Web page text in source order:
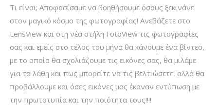
Τι είναι; Αποφασίσαμε να βοηθήσουμε όσους ξεκινάνε
στον μαγικό κόσμο της φωτογραφίας! Ανεβάζετε στο
LensView και στη νέα στήλη FotoView τις φωτογραφίες
σας και εμείς στο τέλος του μήνα θα κάνουμε ένα βίντεο,
με το οποίο θα σχολιάζουμε τις εικόνες σας, θα μιλάμε
για τα λάθη και πως μπορείτε να τις βελτιώσετε, αλλά θα
προβάλλουμε και όσες εικόνες μας έκαναν εντύπωση με
την πρωτοτυπία και την ποιότητα τους!!!!